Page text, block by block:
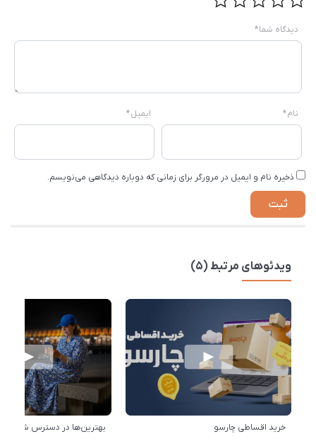
دیدگاه شما*
نام* ایمیل*
ذخیره نام و ایمیل در مرورگر برای زمانی که دوباره دیدگاهی می‌نویسم.
ویدئوهای مرتبط (5)
خرید اقساطی چارسو بهترین‌ها در دسترس